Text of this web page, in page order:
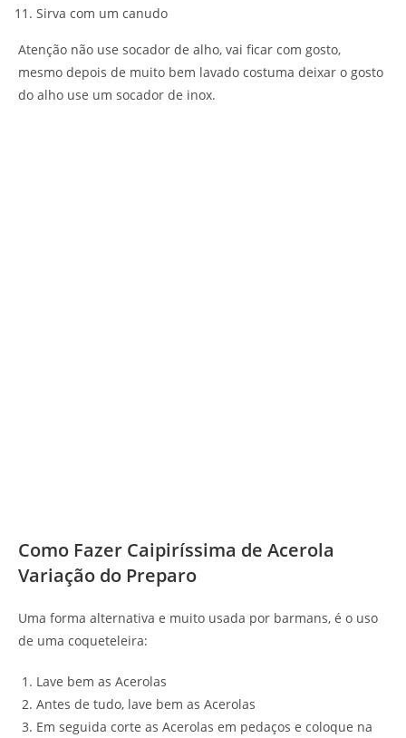
Sirva com um canudo
Atenção não use socador de alho, vai ficar com gosto,
mesmo depois de muito bem lavado costuma deixar o gosto
do alho use um socador de inox.
Como Fazer Caipiríssima de Acerola
Variação do Preparo
Uma forma alternativa e muito usada por barmans, é o uso
de uma coqueteleira:
Lave bem as Acerolas
Antes de tudo, lave bem as Acerolas
Em seguida corte as Acerolas em pedaços e coloque na